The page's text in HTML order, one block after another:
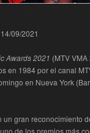
09/2021
Awards 2021 (MTV
en 1984 por el canal
en Nueva York
un gran reconocimiento
de los premios más